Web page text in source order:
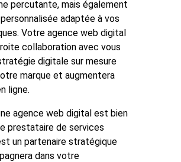
percutante, mais également
adaptée à vos
Votre agence web digital
collaboration avec vous
digitale sur mesure
marque et augmentera
ligne.
agence web digital est bien
prestataire de services
un partenaire stratégique
dans votre